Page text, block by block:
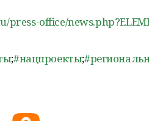
office/
;#нацпроекты;